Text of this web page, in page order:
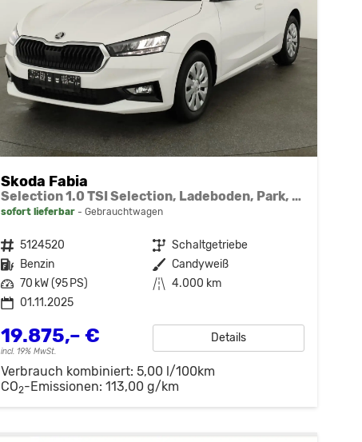
Skoda Fabia
Selection 1.0 TSI Selection, Ladeboden, Park, Winterpaket, SmartLink, 4-J Garantie
sofort lieferbar Gebrauchtwagen
Fahrzeugnr. 5124520 Getriebe Schaltgetriebe
Kraftstoff Benzin Außenfarbe Candyweiß
Leistung 70 kW (95 PS) Kilometerstand 4.000 km
01.11.2025
19.875,– €
incl. 19% MwSt.
Details
Verbrauch kombiniert: 5,00 l/100km
CO2-Emissionen: 113,00 g/km